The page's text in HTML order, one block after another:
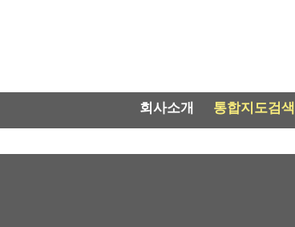
회사소개 통합지도검색